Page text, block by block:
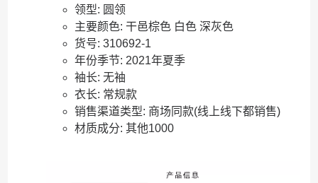
领型: 圆领
主要颜色: 干邑棕色 白色 深灰色
货号: 310692-1
年份季节: 2021年夏季
袖长: 无袖
衣长: 常规款
销售渠道类型: 商场同款(线上线下都销售)
材质成分: 其他1000